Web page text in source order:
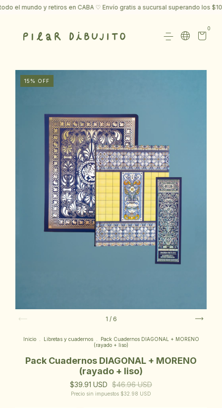
mundo y retiros en CABA ♡ Envío gratis a sucursal superando los
0
15 % OFF
1 / 6
Inicio Libretas y cuadernos
Pack Cuadernos DIAGONAL + MORENO
(rayado + liso)
Pack Cuadernos DIAGONAL + MORENO
(rayado + liso)
$39.91 USD $46.96 USD
Precio sin impuestos $32.98 USD